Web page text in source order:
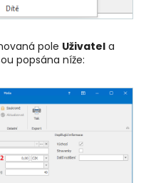
pole Uživatel a
popsána níže: